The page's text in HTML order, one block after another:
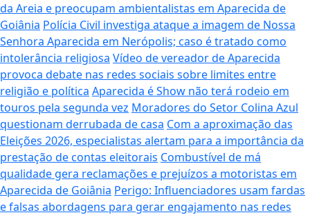
da Areia e preocupam ambientalistas em Aparecida de
Goiânia Polícia Civil investiga ataque a imagem de Nossa
Senhora Aparecida em Nerópolis; caso é tratado como
intolerância religiosa Vídeo de vereador de Aparecida
provoca debate nas redes sociais sobre limites entre
religião e política Aparecida é Show não terá rodeio em
touros pela segunda vez Moradores do Setor Colina Azul
questionam derrubada de casa Com a aproximação das
Eleições 2026, especialistas alertam para a importância da
prestação de contas eleitorais Combustível de má
qualidade gera reclamações e prejuízos a motoristas em
Aparecida de Goiânia Perigo: Influenciadores usam fardas
e falsas abordagens para gerar engajamento nas redes